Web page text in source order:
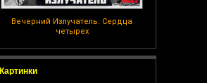
Вечерний Излучатель: Сердца
четырех
Картинки